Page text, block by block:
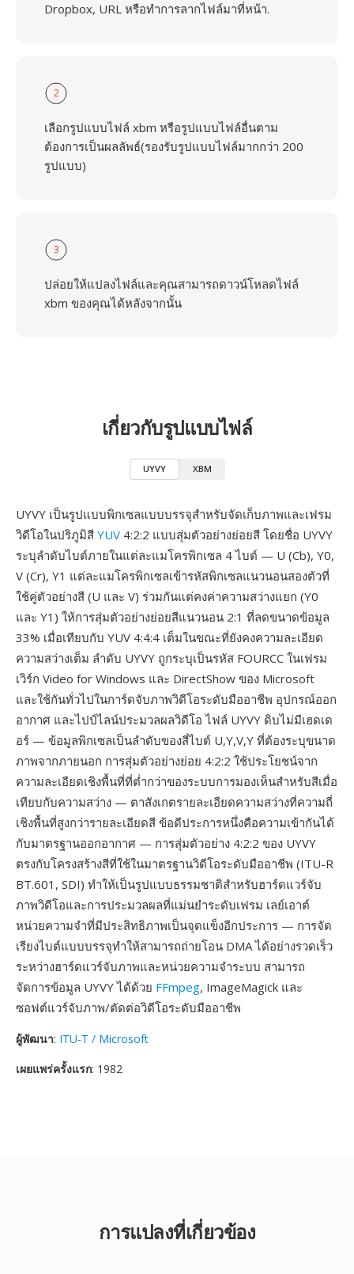
Dropbox, URL หรือทำการลากไฟล์มาที่หน้า.
2
เลือกรูปแบบไฟล์ xbm หรือรูปแบบไฟล์อื่นตาม
ต้องการเป็นผลลัพธ์(รองรับรูปแบบไฟล์มากกว่า 200
รูปแบบ)
3
ปล่อยให้แปลงไฟล์และคุณสามารถดาวน์โหลดไฟล์
xbm ของคุณได้หลังจากนั้น
เกี่ยวกับรูปแบบไฟล์
UYVY XBM
UYVY เป็นรูปแบบพิกเซลแบบบรรจุสำหรับจัดเก็บภาพและเฟรม
วิดีโอในปริภูมิสี YUV 4:2:2 แบบสุ่มตัวอย่างย่อยสี โดยชื่อ UYVY
ระบุลำดับไบต์ภายในแต่ละแมโครพิกเซล 4 ไบต์ — U (Cb), Y0,
V (Cr), Y1 แต่ละแมโครพิกเซลเข้ารหัสพิกเซลแนวนอนสองตัวที่
ใช้คู่ตัวอย่างสี (U และ V) ร่วมกันแต่คงค่าความสว่างแยก (Y0
และ Y1) ให้การสุ่มตัวอย่างย่อยสีแนวนอน 2:1 ที่ลดขนาดข้อมูล
33% เมื่อเทียบกับ YUV 4:4:4 เต็มในขณะที่ยังคงความละเอียด
ความสว่างเต็ม ลำดับ UYVY ถูกระบุเป็นรหัส FOURCC ในเฟรม
เวิร์ก Video for Windows และ DirectShow ของ Microsoft
และใช้กันทั่วไปในการ์ดจับภาพวิดีโอระดับมืออาชีพ อุปกรณ์ออก
อากาศ และไปป์ไลน์ประมวลผลวิดีโอ ไฟล์ UYVY ดิบไม่มีเฮดเด
อร์ — ข้อมูลพิกเซลเป็นลำดับของสี่ไบต์ U,Y,V,Y ที่ต้องระบุขนาด
ภาพจากภายนอก การสุ่มตัวอย่างย่อย 4:2:2 ใช้ประโยชน์จาก
ความละเอียดเชิงพื้นที่ที่ต่ำกว่าของระบบการมองเห็นสำหรับสีเมื่อ
เทียบกับความสว่าง — ตาสังเกตรายละเอียดความสว่างที่ความถี่
เชิงพื้นที่สูงกว่ารายละเอียดสี ข้อดีประการหนึ่งคือความเข้ากันได้
กับมาตรฐานออกอากาศ — การสุ่มตัวอย่าง 4:2:2 ของ UYVY
ตรงกับโครงสร้างสีที่ใช้ในมาตรฐานวิดีโอระดับมืออาชีพ (ITU-R
BT.601, SDI) ทำให้เป็นรูปแบบธรรมชาติสำหรับฮาร์ดแวร์จับ
ภาพวิดีโอและการประมวลผลที่แม่นยำระดับเฟรม เลย์เอาต์
หน่วยความจำที่มีประสิทธิภาพเป็นจุดแข็งอีกประการ — การจัด
เรียงไบต์แบบบรรจุทำให้สามารถถ่ายโอน DMA ได้อย่างรวดเร็ว
ระหว่างฮาร์ดแวร์จับภาพและหน่วยความจำระบบ สามารถ
จัดการข้อมูล UYVY ได้ด้วย FFmpeg, ImageMagick และ
ซอฟต์แวร์จับภาพ/ตัดต่อวิดีโอระดับมืออาชีพ
ผู้พัฒนา: ITU-T / Microsoft
เผยแพร่ครั้งแรก: 1982
การแปลงที่เกี่ยวข้อง